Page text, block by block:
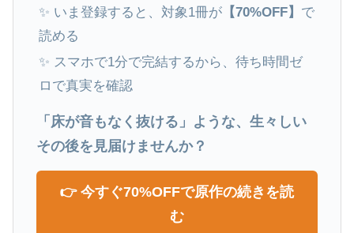
✨ いま登録すると、対象1冊が 【70%OFF】 で
読める
✨ スマホで1分で完結するから、待ち時間ゼ
ロで真実を確認
「床が音もなく抜ける」ような、生々しい
その後を見届けませんか？
👉 今すぐ70%OFFで原作の続きを読
む